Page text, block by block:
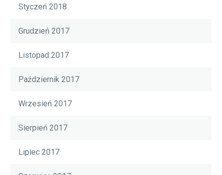
Styczeń 2018
Grudzień 2017
Listopad 2017
Październik 2017
Wrzesień 2017
Sierpień 2017
Lipiec 2017